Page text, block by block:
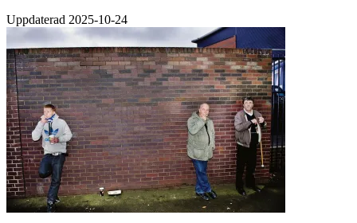
Uppdaterad 2025-10-24